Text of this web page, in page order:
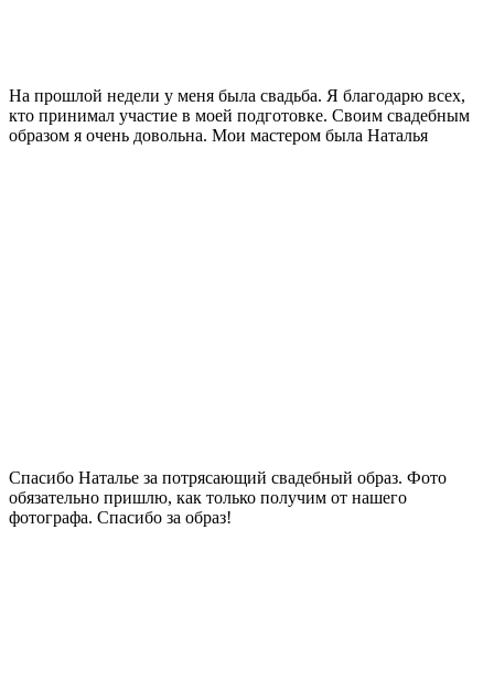
На прошлой недели у меня была свадьба. Я благодарю всех,
кто принимал участие в моей подготовке. Своим свадебным
образом я очень довольна. Мои мастером была Наталья
Спасибо Наталье за потрясающий свадебный образ. Фото
обязательно пришлю, как только получим от нашего
фотографа. Спасибо за образ!